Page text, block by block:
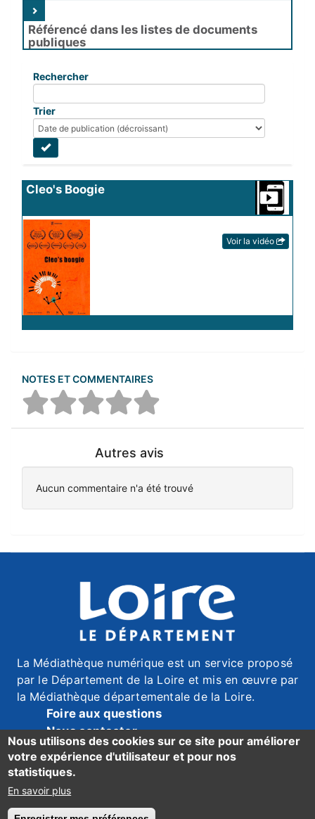
Référencé dans les listes de documents
publiques
Rechercher
Trier
Cleo's Boogie
Voir la vidéo
NOTES ET COMMENTAIRES
Autres avis
Aucun commentaire n'a été trouvé
La Médiathèque numérique est un service proposé
par le Département de la Loire et mis en œuvre par
la Médiathèque départementale de la Loire.
Foire aux questions
Nous contacter
Mentions légales
Données personnelles
Accessibilité du site : mention de conformité ici
Nous utilisons des cookies sur ce site pour améliorer
votre expérience d'utilisateur et pour nos
statistiques.
En savoir plus